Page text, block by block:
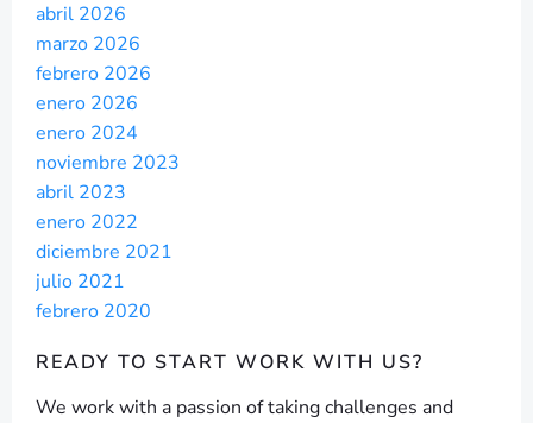
abril 2026
marzo 2026
febrero 2026
enero 2026
enero 2024
noviembre 2023
abril 2023
enero 2022
diciembre 2021
julio 2021
febrero 2020
READY TO START WORK WITH US?
We work with a passion of taking challenges and